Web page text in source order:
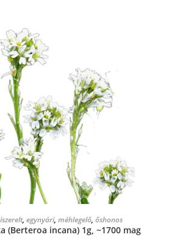
KOSÁRBA TESZEM
, egynyári, méhlegelő, őshonos
(Berteroa incana) 1g, ~1700 mag